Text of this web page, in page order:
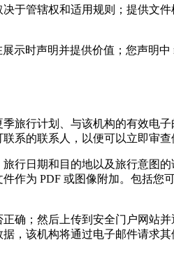
于管辖权和适用规则；提供文
示时声明并提供价值；您声明
旅行计划、与该机构的有效电
系的联系人，以便可以立即审查
行日期和目的地以及旅行意图
作为 PDF 或图像附加。包括您
确；然后上传到安全门户网站
，该机构将通过电子邮件请求